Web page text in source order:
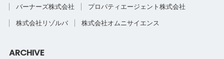
バーナーズ株式会社 プロパティエージェント株式会社
株式会社リゾルバ 株式会社オムニサイエンス
ARCHIVE